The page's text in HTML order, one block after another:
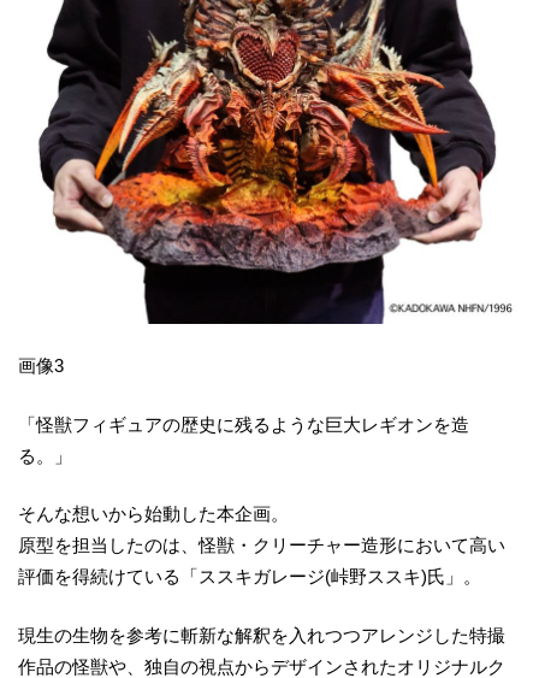
画像3
「怪獣フィギュアの歴史に残るような巨大レギオンを造
る。」
そんな想いから始動した本企画。
原型を担当したのは、怪獣・クリーチャー造形において高い
評価を得続けている「ススキガレージ(峠野ススキ)氏」。
現生の生物を参考に斬新な解釈を入れつつアレンジした特撮
作品の怪獣や、独自の視点からデザインされたオリジナルク